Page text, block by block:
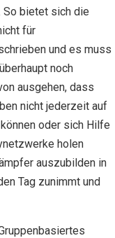
So bietet sich die
für
und es muss
noch
ausgehen, dass
nicht jederzeit auf
oder sich Hilfe
holen
auszubilden in
Tag zunimmt und